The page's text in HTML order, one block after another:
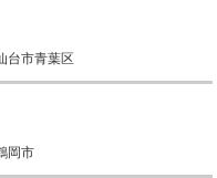
台市青葉区
岡市